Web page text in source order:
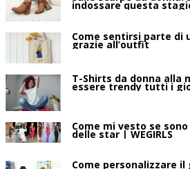
indossare questa
Come sentirsi parte di
grazie all’outfit
T-Shirts da donna alla
essere trendy tutti i
Come mi vesto se
delle star | WEGIRLS
Come personalizzare